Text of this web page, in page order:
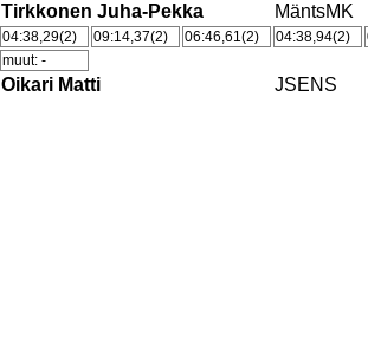
Tirkkonen Juha-Pekka MäntsMK
04:38,29(2) 09:14,37(2) 06:46,61(2) 04:38,94(2)
muut: -
Oikari Matti JSENS